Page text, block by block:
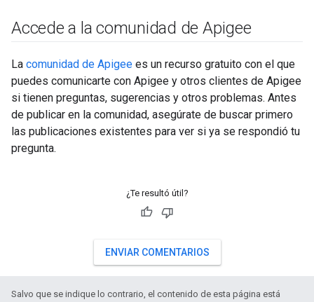
Accede a la comunidad de Apigee
La comunidad de Apigee es un recurso gratuito con el que
puedes comunicarte con Apigee y otros clientes de Apigee
si tienen preguntas, sugerencias y otros problemas. Antes
de publicar en la comunidad, asegúrate de buscar primero
las publicaciones existentes para ver si ya se respondió tu
pregunta.
¿Te resultó útil?
ENVIAR COMENTARIOS
Salvo que se indique lo contrario, el contenido de esta página está